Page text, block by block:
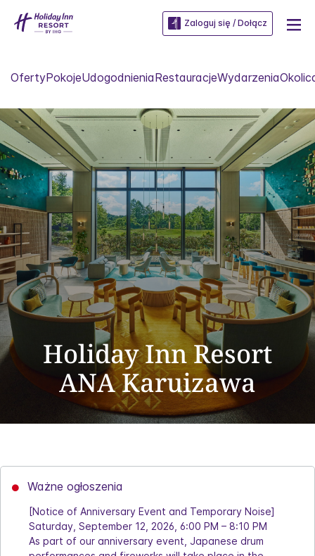
Zaloguj się / Dołącz
OfertyPokojeUdogodnieniaRestauracjeWydarzenia
Holiday Inn Resort
ANA Karuizawa
Ważne ogłoszenia
[Notice of Anniversary Event and Temporary Noise]
Saturday, September 12, 2026, 6:00 PM – 8:10 PM
As part of our anniversary event, Japanese drum